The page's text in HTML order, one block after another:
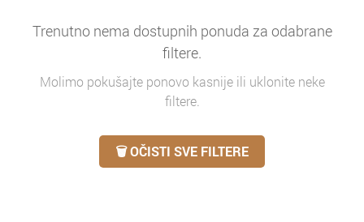
Trenutno nema dostupnih ponuda za odabrane
filtere.
Molimo pokušajte ponovo kasnije ili uklonite neke
filtere.
🗑️ OČISTI SVE FILTERE